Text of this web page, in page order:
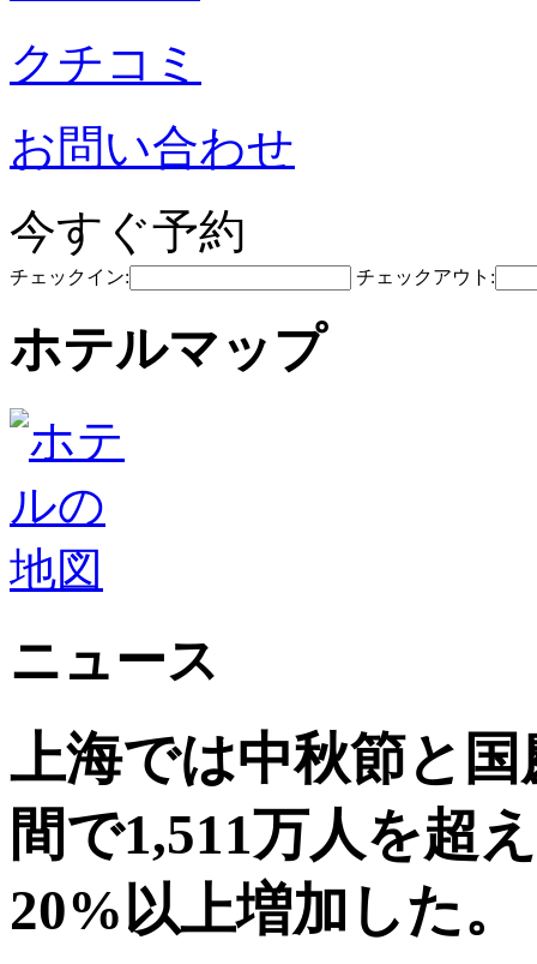
クチコミ
お問い合わせ
今すぐ予約
チェックイン: チェックアウト:
ホテルマップ
ニュース
上海では中秋節と
間で1,511万人を超
20%以上増加した。